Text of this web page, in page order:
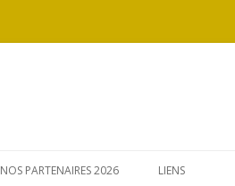
NOS PARTENAIRES 2026 LIENS